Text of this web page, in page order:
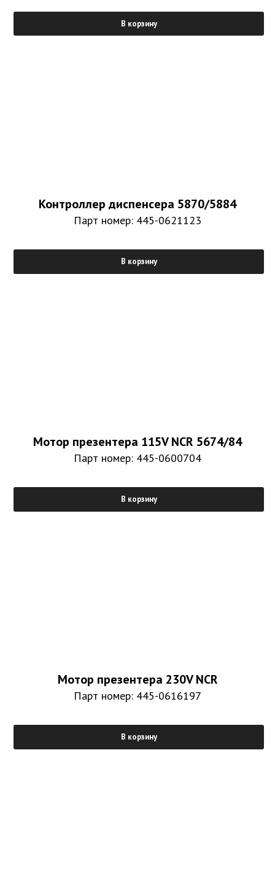
В корзину
Контроллер диспенсера 5870/5884
Парт номер: 445-0621123
В корзину
Мотор презентера 115V NCR 5674/84
Парт номер: 445-0600704
В корзину
Мотор презентера 230V NCR
Парт номер: 445-0616197
В корзину